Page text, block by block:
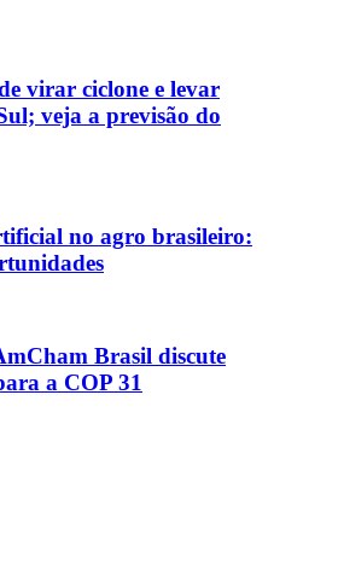
virar ciclone e levar
veja a previsão do
no agro brasileiro:
Brasil discute
a COP 31